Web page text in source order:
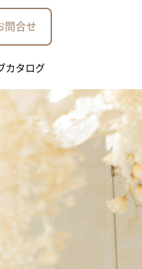
問合せ
カタログ